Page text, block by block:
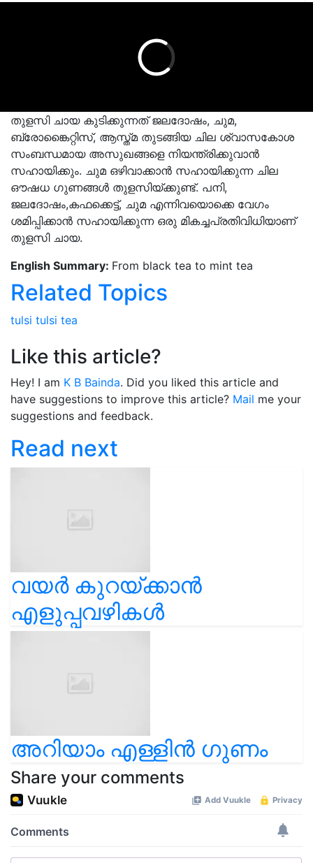
തുളസി ചായ കുടിക്കുന്നത് ജലദോഷം, ചുമ,
ബ്രോങ്കൈറ്റിസ്, ആസ്ത്മ തുടങ്ങിയ ചില ശ്വാസകോശ
സംബന്ധമായ അസുഖങ്ങളെ നിയന്ത്രിക്കുവാൻ
സഹായിക്കും. ചുമ ഒഴിവാക്കാൻ സഹായിക്കുന്ന ചില
ഔഷധ ഗുണങ്ങൾ തുളസിയ്ക്കുണ്ട്. പനി,
ജലദോഷം,കഫക്കെട്ട്, ചുമ എന്നിവയൊക്കെ വേഗം
ശമിപ്പിക്കാൻ സഹായിക്കുന്ന ഒരു മികച്ചപ്രതിവിധിയാണ്
തുളസി ചായ.
English Summary: From black tea to mint tea
Related Topics
tulsi tulsi tea
Like this article?
Hey! I am K B Bainda. Did you liked this article and
have suggestions to improve this article? Mail me your
suggestions and feedback.
Read next
വയര്‍ കുറയ്ക്കാന്‍
എളുപ്പവഴികള്‍
അറിയാം എള്ളിൻ ഗുണം
Share your comments